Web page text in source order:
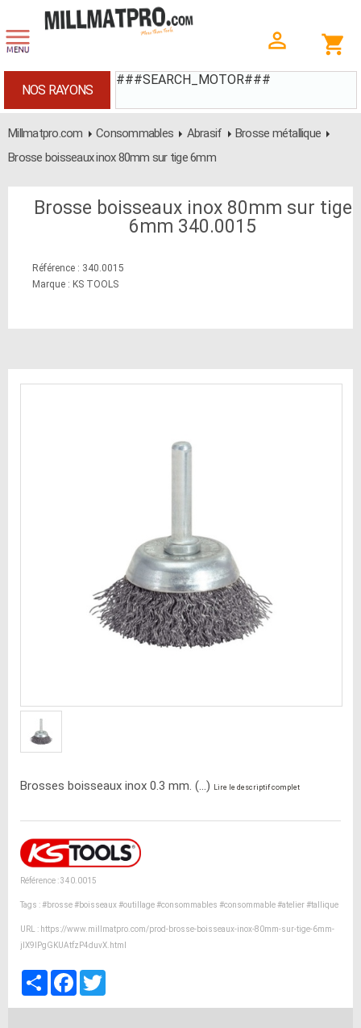
###SEARCH_MOTOR###
NOS RAYONS
Millmatpro.com Consommables Abrasif
Brosse métallique
Brosse boisseaux inox 80mm sur tige 6mm
Brosse boisseaux inox 80mm sur tige
6mm 340.0015
Référence : 340.0015
Marque : KS TOOLS
Brosses boisseaux inox 0.3 mm. (...) Lire le descriptif complet
Référence : 340.0015
Tags :#brosse#boisseaux#outillage#consommables #consommable#atelier#tallique
URL : https://www.millmatpro.com/prod-brosse-boisseaux-inox-80mm-sur-tige-6mm-
jIX9IPgGKUAtfzP4duvX.html
PartagerFacebook